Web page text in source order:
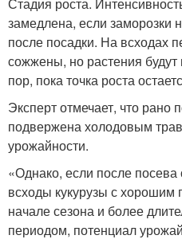
замедлена, если заморозки
после посадки. На всходах
сожжены, но растения будут
пор, пока точка роста
Эксперт отмечает, что рано
подвержена холодовым
урожайности.
«Однако, если после
всходы кукурузы с
начале сезона и более
периодом, потенциал